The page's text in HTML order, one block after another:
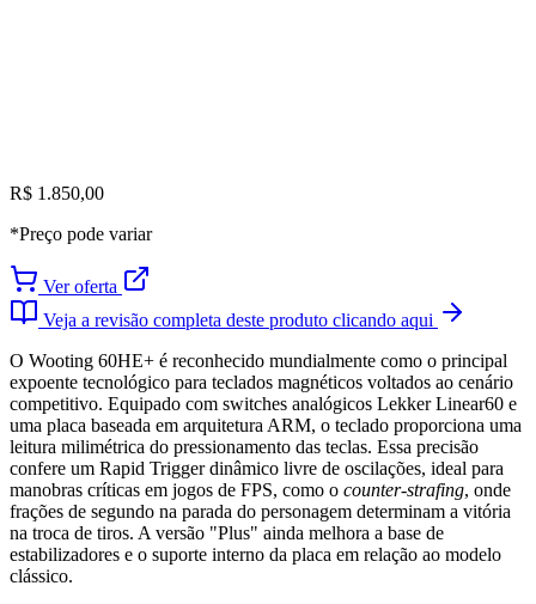
R$ 1.850,00
*Preço pode variar
Ver oferta
Veja a revisão completa deste produto clicando aqui
O Wooting 60HE+ é reconhecido mundialmente como o principal
expoente tecnológico para teclados magnéticos voltados ao cenário
competitivo. Equipado com switches analógicos Lekker Linear60 e
uma placa baseada em arquitetura ARM, o teclado proporciona uma
leitura milimétrica do pressionamento das teclas. Essa precisão
confere um Rapid Trigger dinâmico livre de oscilações, ideal para
manobras críticas em jogos de FPS, como o counter-strafing, onde
frações de segundo na parada do personagem determinam a vitória
na troca de tiros. A versão "Plus" ainda melhora a base de
estabilizadores e o suporte interno da placa em relação ao modelo
clássico.